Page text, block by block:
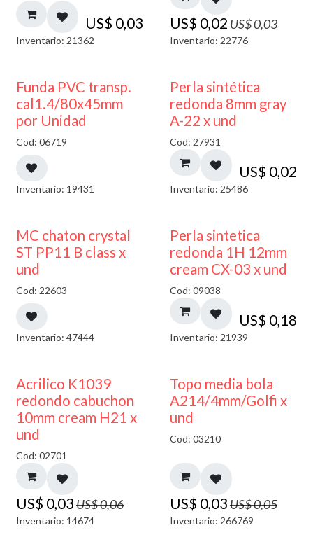
US$ 0,03
Inventario: 21362
US$ 0,02US$0,03
Inventario: 22776
Funda PVC transp.
cal1.4/80x45mm
por Unidad
Cod: 06719
Inventario: 19431
Perla sintética
redonda 8mm gray
A-22 x und
Cod: 27931
US$ 0,02
Inventario: 25486
MC chaton crystal
ST PP11 B class x
und
Cod: 22603
Inventario: 47444
Perla sintetica
redonda 1H 12mm
cream CX-03 x und
Cod: 09038
US$ 0,18
Inventario: 21939
50% DESCUENTO
Acrilico K1039
redondo cabuchon
10mm cream H21 x
und
Cod: 02701
US$ 0,03US$0,06
Inventario: 14674
40% DESCUENTO
Topo media bola
A214/4mm/Golfi x
und
Cod: 03210
US$ 0,03US$0,05
Inventario: 266769